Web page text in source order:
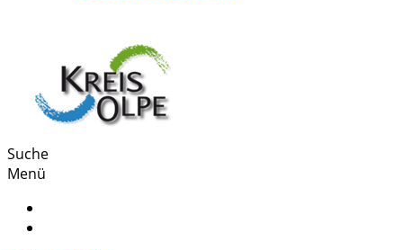
Suche
Menü